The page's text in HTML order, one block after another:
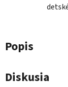
Popis
Diskusia